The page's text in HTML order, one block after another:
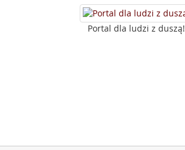
Portal dla ludzi z duszą!